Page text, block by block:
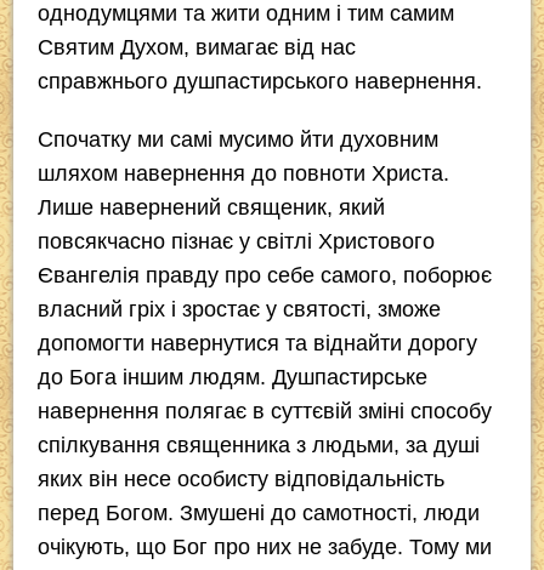
однодумцями та жити одним і тим самим
Святим Духом, вимагає від нас
справжньогодушпастирського навернення.
Спочатку ми самі мусимо йти духовним
шляхом навернення до повноти Христа.
Лише навернений священик, який
повсякчасно пізнає у світлі Христового
Євангелія правду про себе самого, поборює
власний гріх і зростає у святості, зможе
допомогти навернутися та віднайти дорогу
до Бога іншим людям. Душпастирське
навернення полягає в суттєвій зміні способу
спілкування священника з людьми, за душі
яких він несе особисту відповідальність
перед Богом. Змушені до самотності, люди
очікують, що Бог про них не забуде. Тому ми